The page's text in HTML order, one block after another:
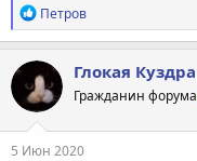
Р
е
а
к
ц
и
и
:
Петров
Глокая Куздра
Гражданин форума
5 Июн 2020